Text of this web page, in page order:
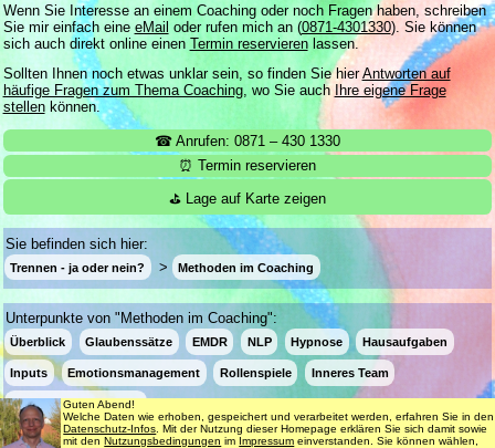
Wenn Sie Interesse an einem Coaching oder noch Fragen haben, schreiben
Sie mir einfach eine eMail oder rufen mich an (0871-4301330). Sie können
sich auch direkt online einen Termin reservierenlassen.
Sollten Ihnen noch etwas unklar sein, so finden Sie hierAntworten auf
häufige Fragen zum Thema Coaching, wo Sie auch Ihre eigene Frage
stellenkönnen.
☎ Anrufen: 0871 – 430 1330
⏰ Termin reservieren
⛳ Lage auf Karte zeigen
Sie befinden sich hier:
Trennen - ja oder nein? Methoden im Coaching
Unterpunkte von "Methoden im Coaching":
Überblick Glaubenssätze EMDR NLP Hypnose Hausaufgaben
Inputs Emotionsmanagement Rollenspiele Inneres Team
Analyse & Zielsetzung
Guten Abend!
Welche Daten wie erhoben, gespeichert und verarbeitet werden, erfahren Sie in den
Datenschutz-Infos . Mit der Nutzung dieser Homepage erklären Sie sich damit sowie
mit denNutzungsbedingungen im Impressum einverstanden. Sie können wählen,